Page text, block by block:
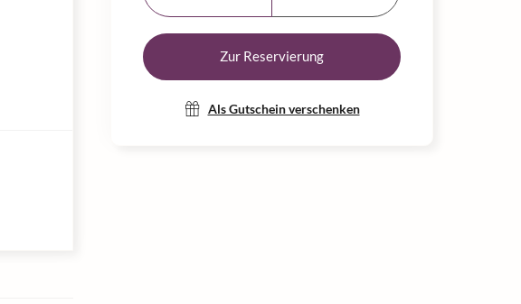
Zur Reservierung
Als Gutschein verschenken